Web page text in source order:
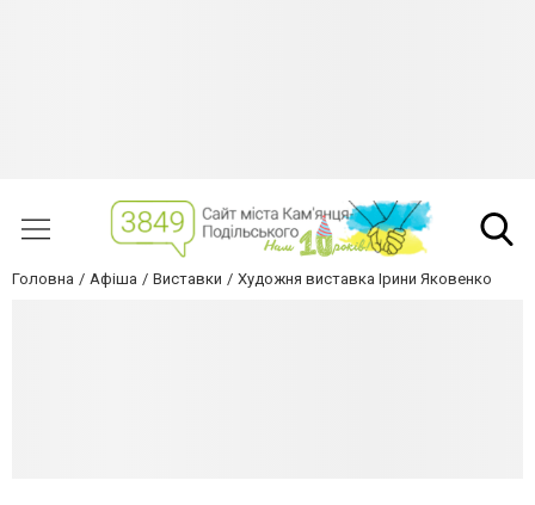
Головна Афіша Виставки Художня виставка Ірини Яковенко